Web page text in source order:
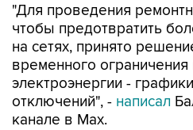
"Для проведения
чтобы предотвратить
на сетях, принято
временного ограничения
электроэнергии -
отключений", - написал
канале в Max.